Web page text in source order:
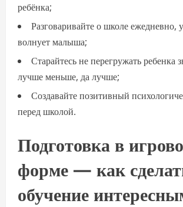
ребёнка;
Разговаривайте о школе ежедневно,
волнует малыша;
Старайтесь не перегружать
лучше меньше, да лучше;
Создавайте позитивный
перед школой.
Подготовка в
форме — как
обучение